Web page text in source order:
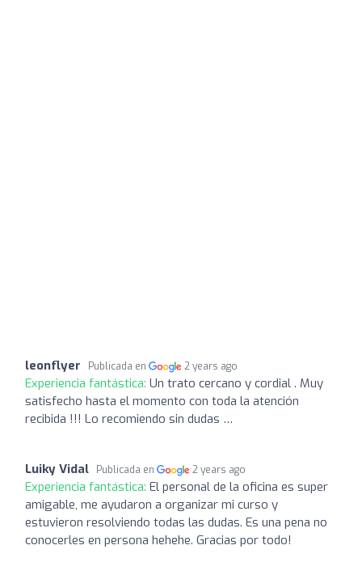
leonflyer Publicada en 2 years ago
Experiencia fantástica: Un trato cercano y cordial . Muy
satisfecho hasta el momento con toda la atención
recibida !!! Lo recomiendo sin dudas …
Luiky Vidal Publicada en 2 years ago
Experiencia fantástica: El personal de la oficina es super
amigable, me ayudaron a organizar mi curso y
estuvieron resolviendo todas las dudas. Es una pena no
conocerles en persona hehehe. Gracias por todo!